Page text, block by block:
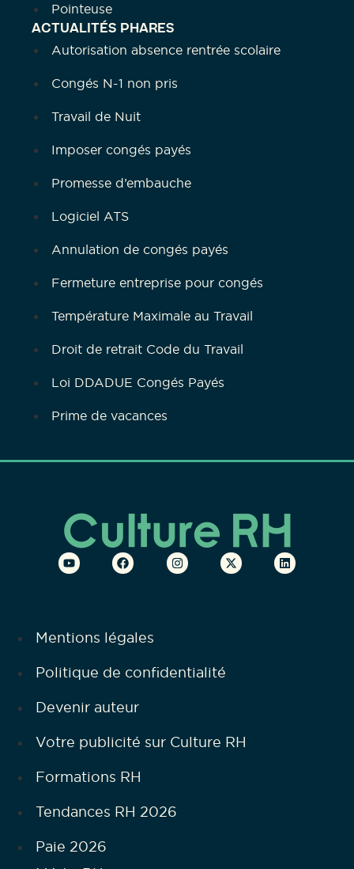
Pointeuse
ACTUALITÉS PHARES
Autorisation absence rentrée scolaire
Congés N-1 non pris
Travail de Nuit
Imposer congés payés
Promesse d’embauche
Logiciel ATS
Annulation de congés payés
Fermeture entreprise pour congés
Température Maximale au Travail
Droit de retrait Code du Travail
Loi DDADUE Congés Payés
Prime de vacances
Mentions légales
Politique de confidentialité
Devenir auteur
Votre publicité sur Culture RH
Formations RH
Tendances RH 2026
Paie 2026